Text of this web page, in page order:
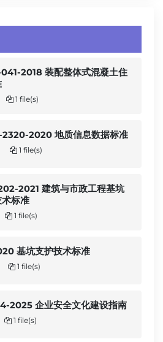
2018 装配整体式混凝土住
1 file(s)
2020 地质信息数据标准
1 file(s)
2021 建筑与市政工程基坑
标准
1 file(s)
基坑支护技术标准
1 file(s)
2025 企业安全文化建设指南
1 file(s)